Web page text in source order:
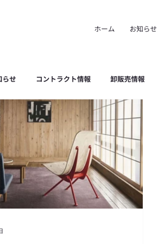
ホーム お知らせ
らせ コントラクト情報 卸販売情報